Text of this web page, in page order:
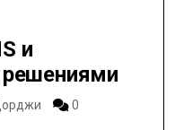
и
0